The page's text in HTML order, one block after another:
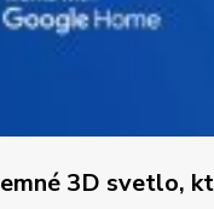
3D svetlo,